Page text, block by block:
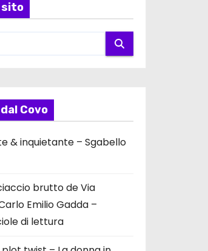
sito
Covo
& inquietante – Sgabello
brutto de Via
Emilio Gadda –
di lettura